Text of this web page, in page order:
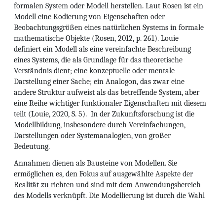
formalen System oder Modell herstellen. Laut Rosen ist ein
Modell eine Kodierung von Eigenschaften oder
Beobachtungsgrößen eines natürlichen Systems in formale
mathematische Objekte (Rosen, 2012, p. 261). Louie
definiert ein Modell als eine vereinfachte Beschreibung
eines Systems, die als Grundlage für das theoretische
Verständnis dient; eine konzeptuelle oder mentale
Darstellung einer Sache; ein Analogon, das zwar eine
andere Struktur aufweist als das betreffende System, aber
eine Reihe wichtiger funktionaler Eigenschaften mit diesem
teilt (Louie, 2020, S. 5). In der Zukunftsforschung ist die
Modellbildung, insbesondere durch Vereinfachungen,
Darstellungen oder Systemanalogien, von großer
Bedeutung.
Annahmen dienen als Bausteine von Modellen. Sie
ermöglichen es, den Fokus auf ausgewählte Aspekte der
Realität zu richten und sind mit dem Anwendungsbereich
des Modells verknüpft. Die Modellierung ist durch die Wahl